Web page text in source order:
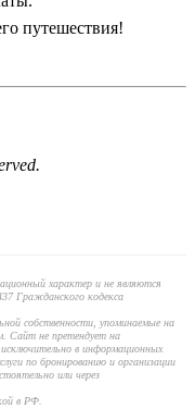
путешествия!
характер и не являются
Гражданского кодекса
собственности, упоминаемые на
Сайт не претендует на
в информационных
по бронированию и организации
или через
в РФ.